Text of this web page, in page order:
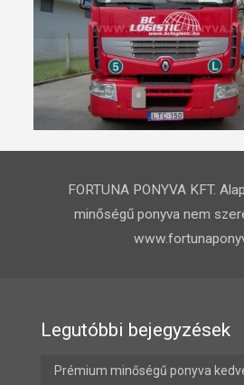
FORTUNA PONYVA KFT.
minőségű ponyva nem
Legutóbbi bejegyzések
Prémium minőségű ponyva